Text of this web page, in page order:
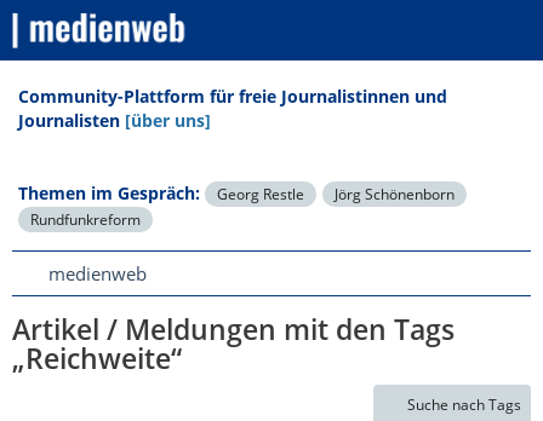
Community-Plattform für freie Journalistinnen und
Journalisten [über uns]
Themen im Gespräch: Georg Restle
Jörg Schönenborn
Rundfunkreform
medienweb
Artikel / Meldungen mit den Tags
„Reichweite“
Suche nach Tags